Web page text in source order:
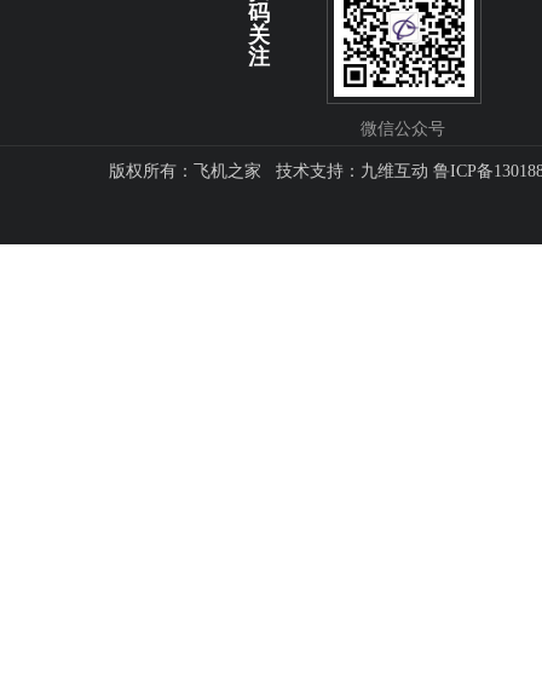
码
关
注
微信公众号
版权所有：飞机之家 技术支持： 九维互动 鲁ICP备